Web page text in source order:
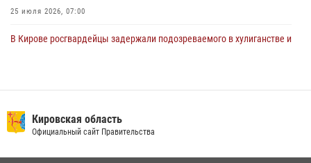
25 июля 2026, 07:00
В Кирове росгвардейцы задержали подозреваемого в хулиганстве и
вневедомственную охрану и поступления в ведомственные вузы
22 июля 2026, 14:51 1 2
Кировская область
Официальный сайт Правительства